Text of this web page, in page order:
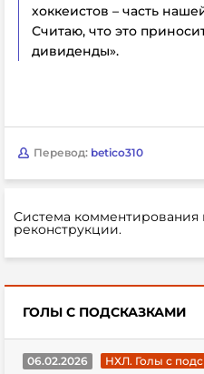
хоккеистов – часть
Считаю, что это
дивиденды».
Перевод: betico310
Система комментирования
реконструкции.
ГОЛЫ С ПОДСКАЗКАМИ
06.02.2026
НХЛ. Голы с